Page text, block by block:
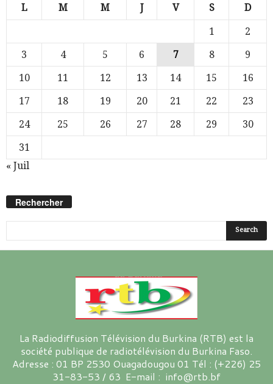
L M M J V S D
1
2
3
4 5 6 7 8
9
10
11 12 13 14 15
16
17
18 19 20 21 22
23
24
25 26 27 28 29
30
31
« Juil
Rechercher
La Radiodiffusion Télévision du Burkina (RTB) est la
société publique de radiotélévision du Burkina Faso.
Adresse : 01 BP 2530 Ouagadougou 01 Tél : (+226) 25
31-83-53 / 63 E-mail : info@rtb.bf